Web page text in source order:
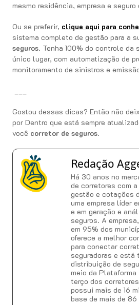
mesmo residência, empresa e seguro
Ou se preferir, clique aqui para
sistema completo de gestão para a
seguros. Tenha 100% do controle da
único lugar, com automatização de
monitoramento de sinistros e
Gostou dessas dicas? Então não
por Dentro que está sempre
você corretor de seguros.
Redação
Há 30 anos no
de corretores com
gestão e cotações
uma empresa líder
e em geração e
seguros. A
em 95% dos
oferece a melhor
para conectar
seguradoras e está
distribuição de
meio da Plataforma
terço dos
possui mais de 16
base de mais de